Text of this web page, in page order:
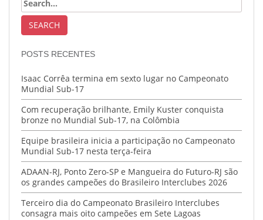
POSTS RECENTES
Isaac Corrêa termina em sexto lugar no Campeonato
Mundial Sub-17
Com recuperação brilhante, Emily Kuster conquista
bronze no Mundial Sub-17, na Colômbia
Equipe brasileira inicia a participação no Campeonato
Mundial Sub-17 nesta terça-feira
ADAAN-RJ, Ponto Zero-SP e Mangueira do Futuro-RJ são
os grandes campeões do Brasileiro Interclubes 2026
Terceiro dia do Campeonato Brasileiro Interclubes
consagra mais oito campeões em Sete Lagoas